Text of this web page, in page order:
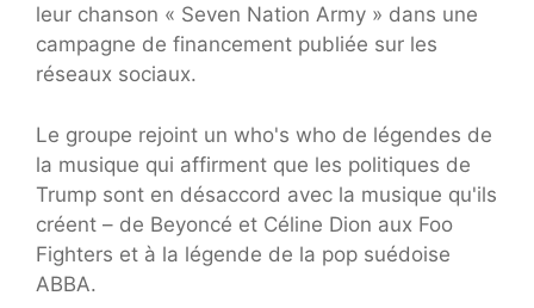
leur chanson « Seven Nation Army » dans une
campagne de financement publiée sur les
réseaux sociaux.
Le groupe rejoint un who's who de légendes de
la musique qui affirment que les politiques de
Trump sont en désaccord avec la musique qu'ils
créent – de Beyoncé et Céline Dion aux Foo
Fighters et à la légende de la pop suédoise
ABBA.